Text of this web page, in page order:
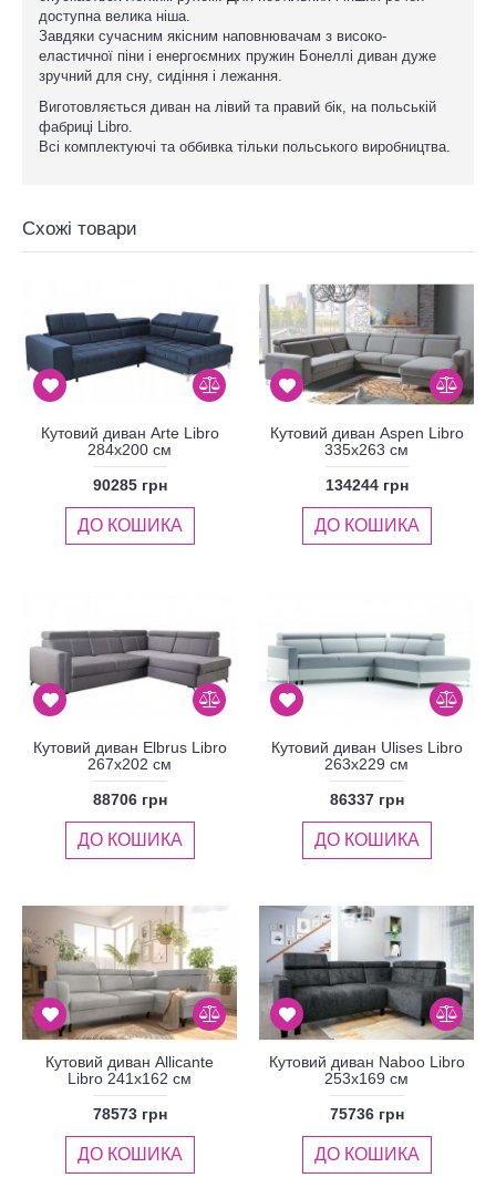
доступна велика ніша.
Завдяки сучасним якісним наповнювачам з високо-
еластичної піни і енергоємних пружин Бонеллі диван дуже
зручний для сну, сидіння і лежання.
Виготовляється диван на лівий та правий бік, на польській
фабриці Libro.
Всі комплектуючі та оббивка тільки польського виробництва.
Схожі товари
Кутовий диван Arte Libro
284x200 см
90285 грн
ДО КОШИКА
Кутовий диван Aspen Libro
335x263 см
134244 грн
ДО КОШИКА
Кутовий диван Elbrus Libro
267x202 см
88706 грн
ДО КОШИКА
Кутовий диван Ulises Libro
263x229 см
86337 грн
ДО КОШИКА
Кутовий диван Allicante
Libro 241x162 см
78573 грн
ДО КОШИКА
Кутовий диван Naboo Libro
253x169 см
75736 грн
ДО КОШИКА